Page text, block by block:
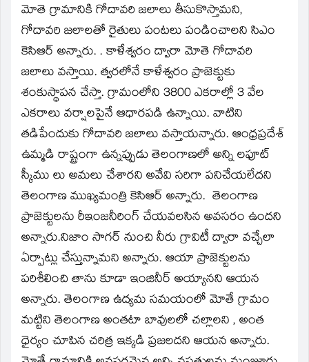
మోతె గ్రామానికి గోదావరి జలాలు తీసుకొస్తామని,
గోదావరి జలాలతో రైతులు పంటలు పండించాలని సిఎం
కెసిఆర్‌ అన్నారు. . కాళేశ్వరం ద్వారా మోతె గోదావరి
జలాలు వస్తాయి. త్వరలోనే కాళేశ్వరం ప్రాజెక్టుకు
శంకుస్థాపన చేస్తా. గ్రామంలోని 3800 ఎకరాల్లో 3 వేల
ఎకరాలు వర్షాలపైనే ఆధారపడి ఉన్నాయి. వాటిని
తడిపేందుకు గోదావరి జలాలు వస్తాయన్నారు. ఆంధ్రప్రదేశ్‌
ఉమ్మడి రాష్ట్రంగా ఉన్నప్పుడు తెలంగాణలో అన్ని లఫూట్‌
స్కీము లు అమలు చేశారని అవేవి సరిగా పనిచేయలేదని
తెలంగాణ ముఖ్యమంత్రి కెసిఆర్‌ అన్నారు. తెలంగాణ
ప్రాజెక్టులను రీఇంజనీరింగ్‌ చేయవలసిన అవసరం ఉందని
అన్నారు.నిజాం సాగర్‌ నుంచి నీరు గ్రావిటీ ద్వారా వచ్చేలా
ఏర్పాట్లు చేస్తున్నామని అన్నారు. ఆయా ప్రాజెక్టులను
పరిశీలించి తాను కూడా ఇంజినీర్‌ అయ్యానని ఆయన
అన్నారు. తెలంగాణ ఉద్యమ సమయంలో మోతే గ్రామం
మట్టిని తెలంగాణ అంతటా బావులలో చల్లాలని , అంత
ధైర్యం చూపిన చరిత్ర ఇక్కడి ప్రజలదని ఆయన అన్నారు.